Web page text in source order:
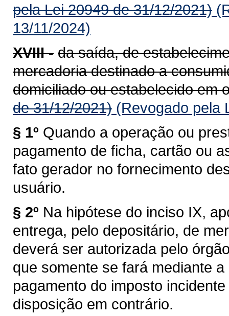
pela Lei 20949 de 31/12/2021)
13/11/2024)
XVIII - da saída, de
mercadoria destinado a
domiciliado ou estabelecido em
de 31/12/2021) (Revogado pela
§ 1º Quando a operação ou
pagamento de ficha, cartão ou
fato gerador no fornecimento
usuário.
§ 2º Na hipótese do inciso IX,
entrega, pelo depositário, de
deverá ser autorizada pelo
que somente se fará mediante
pagamento do imposto
disposição em contrário.